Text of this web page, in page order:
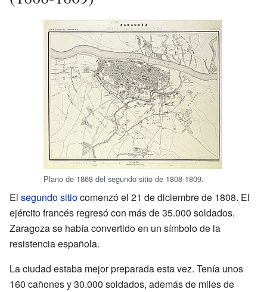
Plano de 1868 del segundo sitio de 1808-1809.
El segundo sitiocomenzó el 21 de diciembre de 1808. El
ejército francés regresó con más de 35.000 soldados.
Zaragoza se había convertido en un símbolo de la
resistencia española.
La ciudad estaba mejor preparada esta vez. Tenía unos
160 cañones y 30.000 soldados, además de miles de